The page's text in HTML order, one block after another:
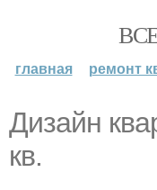
главная ремонт
Дизайн
кв.